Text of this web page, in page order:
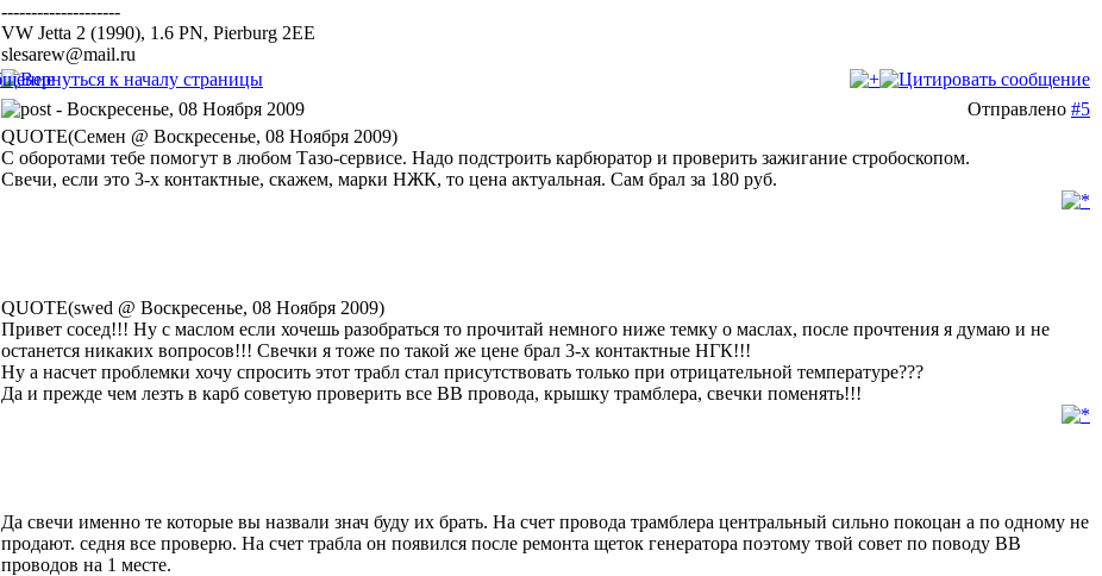
--------------------
VW Jetta 2 (1990), 1.6 PN, Pierburg 2EE
slesarew@mail.ru
- Воскресенье, 08 Ноября 2009 Отправлено #5
QUOTE(Семен @ Воскресенье, 08 Ноября 2009)
С оборотами тебе помогут в любом Тазо-сервисе. Надо подстроить карбюратор и проверить зажигание стробоскопом.
Свечи, если это 3-х контактные, скажем, марки НЖК, то цена актуальная. Сам брал за 180 руб.
QUOTE(swed @ Воскресенье, 08 Ноября 2009)
Привет сосед!!! Ну с маслом если хочешь разобраться то прочитай немного ниже темку о маслах, после прочтения я думаю и не
останется никаких вопросов!!! Свечки я тоже по такой же цене брал 3-х контактные НГК!!!
Ну а насчет проблемки хочу спросить этот трабл стал присутствовать только при отрицательной температуре???
Да и прежде чем лезть в карб советую проверить все ВВ провода, крышку трамблера, свечки поменять!!!
Да свечи именно те которые вы назвали знач буду их брать. На счет провода трамблера центральный сильно покоцан а по одному не
продают. седня все проверю. На счет трабла он появился после ремонта щеток генератора поэтому твой совет по поводу ВВ
проводов на 1 месте.